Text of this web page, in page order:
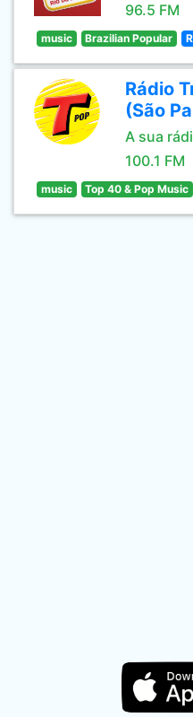
96.5 FM
music Brazilian Popular
Rádio
(São
A sua
100.1 FM
music Top 40 & Pop Music